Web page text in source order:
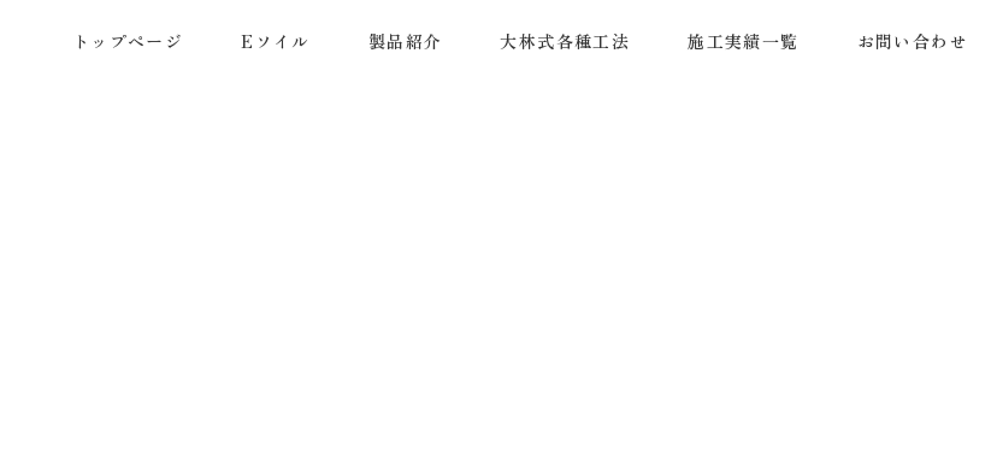
トップページ Eソイル 製品紹介 大林式各種工法 施工実績一覧 お問い合わせ